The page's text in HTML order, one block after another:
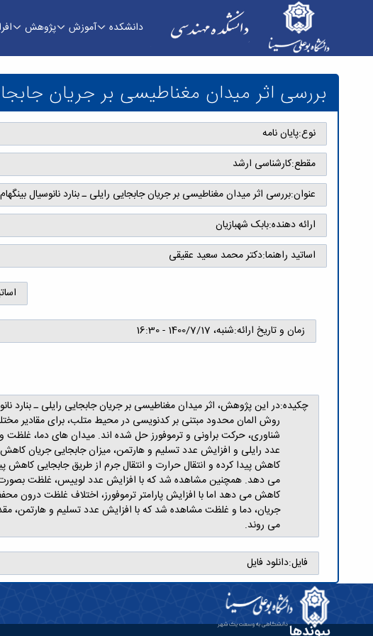
دانشکده آموزش پژوهش
بررسی اثر میدان مغناطیسی بر جریان
نوع:پایان نامه
مقطع:کارشناسی ارشد
عنوان:بررسی اثر میدان مغناطیسی بر جریان جابجایی رایلی ـ بنارد نانوسیال
ارائه دهنده:بابک شهبازیان
اساتید راهنما:دکتر محمد سعید عقیقی
زمان و تاریخ ارائه:شنبه، 1400/7/17 - 16:30
چکیده:در این پژوهش، اثر میدان مغناطیسی بر جریان جابجایی رایلی ـ بنارد
روش المان محدود مبتنی بر کدنویسی در محیط متلب، برای مقادیر
شناوری، حرکت براونی و ترموفورز حل شده اند. میدان های دما،
عدد رایلی و افزایش عدد تسلیم و هارتمن، میزان جابجایی جریان
کاهش پیدا کرده و انتقال حرارت و انتقال جرم از طریق جابجایی
می دهد. همچنین مشاهده شد که با افزایش عدد لوییس، غلظت بصورت
کاهش می دهد اما با افزایش پارامتر ترموفورز، اختلاف غلظت درون
جریان، دما و غلظت مشاهده شد که با افزایش عدد تسلیم و
می روند.
فایل:دانلود فایل
پیوندها